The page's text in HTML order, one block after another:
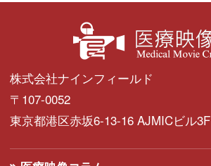
株式会社ナインフィールド
〒107-0052
東京都港区赤坂6-13-16 AJMICビル3F